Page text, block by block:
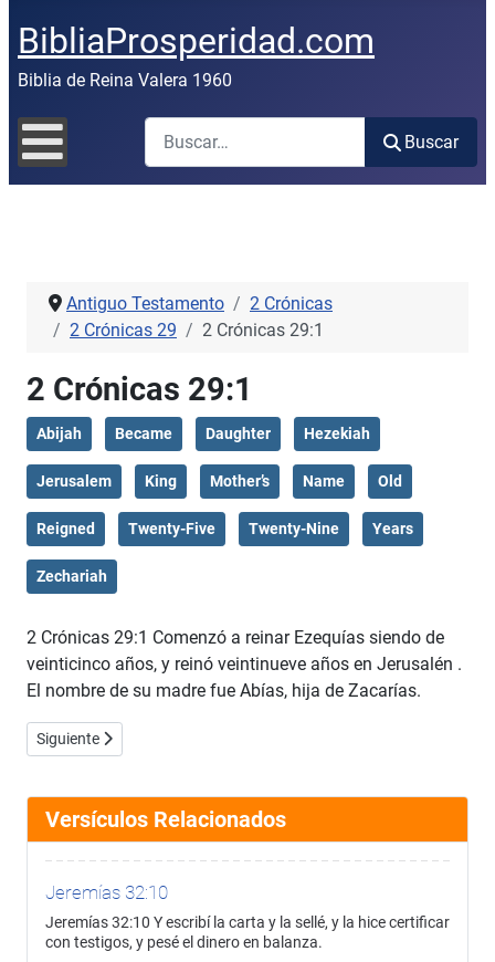
BibliaProsperidad.com
Biblia de Reina Valera 1960
Buscar
Buscar
Antiguo Testamento
2 Crónicas
2 Crónicas 29
2 Crónicas 29:1
2 Crónicas 29:1
Abijah Became Daughter Hezekiah
Jerusalem King Mother’s Name Old
Reigned Twenty-Five Twenty-Nine Years
Zechariah
2 Crónicas 29:1 Comenzó a reinar Ezequías siendo de
veinticinco años, y reinó veintinueve años en Jerusalén .
El nombre de su madre fue Abías, hija de Zacarías.
Artículo siguiente: 2 Crónicas 29:2
Siguiente
Versículos Relacionados
Jeremías 32:10
Jeremías 32:10 Y escribí la carta y la sellé, y la hice certificar
con testigos, y pesé el dinero en balanza.